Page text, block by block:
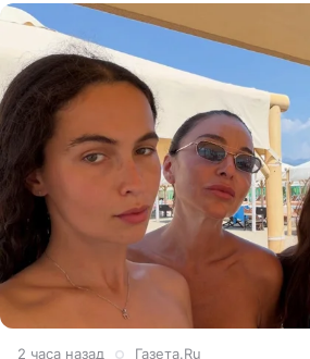
2 часа назад Газета.Ru